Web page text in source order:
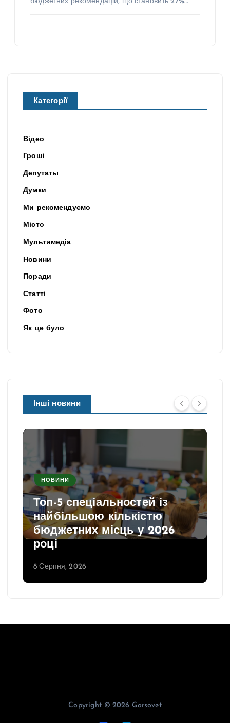
Категорії
Відео
Гроші
Депутаты
Думки
Ми рекомендуємо
Місто
Мультимедіа
Новини
Поради
Статті
Фото
Як це було
Інші новини
НОВИНИ
Топ-5 спеціальностей із
найбільшою кількістю
бюджетних місць у 2026
році
8 Серпня, 2026
Copyright © 2026 Gorsovet